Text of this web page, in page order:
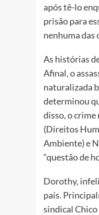
após tê-lo
prisão para
nenhuma das
As histórias
Afinal, o
naturalizada
determinou
disso, o
(Direitos
Ambiente) e
“questão de
Dorothy,
país.
sindical Chico